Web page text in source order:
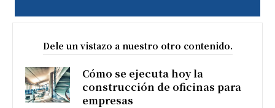
Dele un vistazo a nuestro otro contenido.
Cómo se ejecuta hoy la
construcción de oficinas para
empresas